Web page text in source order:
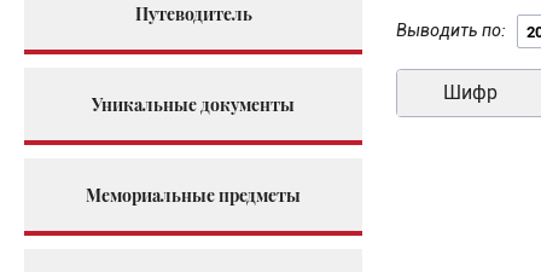
Путеводитель
Уникальные документы
Мемориальные предметы
Выводить по:
Шифр